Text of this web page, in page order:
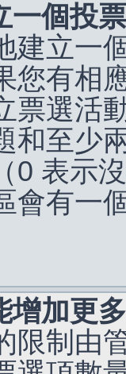
一個投
建立一
您有相
票選活
和至少
0 表示
會有一
增加更
限制由